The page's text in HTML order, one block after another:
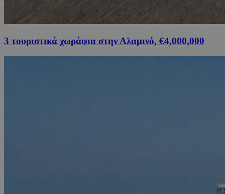
3 τουριστικά χωράφια στην Αλαμινό, €4,000,000